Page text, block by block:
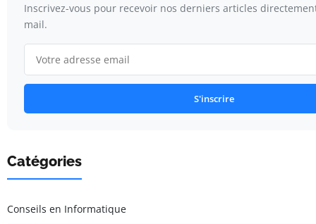
Inscrivez-vous pour recevoir nos derniers articles
mail.
S'inscrire
Catégories
Conseils en Informatique